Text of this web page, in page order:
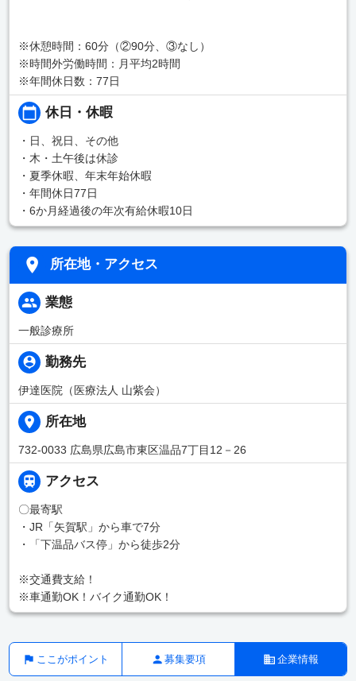
※休憩時間：60分（②90分、③なし）
※時間外労働時間：月平均2時間
※年間休日数：77日
休日・休暇
・日、祝日、その他
・木・土午後は休診
・夏季休暇、年末年始休暇
・年間休日77日
・6か月経過後の年次有給休暇10日
所在地・アクセス
業態
一般診療所
勤務先
伊達医院（医療法人 山紫会）
所在地
732-0033 広島県広島市東区温品7丁目12－26
アクセス
〇最寄駅
・JR「矢賀駅」から車で7分
・「下温品バス停」から徒歩2分
※交通費支給！
※車通勤OK！バイク通勤OK！
ここがポイント 募集要項 企業情報